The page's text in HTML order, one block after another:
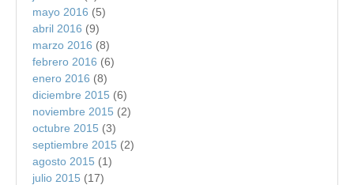
mayo 2016 (5)
abril 2016 (9)
marzo 2016 (8)
febrero 2016 (6)
enero 2016 (8)
diciembre 2015 (6)
noviembre 2015 (2)
octubre 2015 (3)
septiembre 2015 (2)
agosto 2015 (1)
julio 2015 (17)